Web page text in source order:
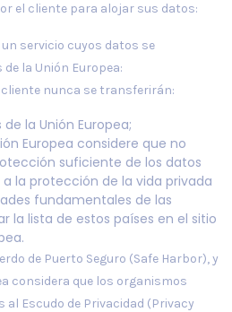
el cliente para alojar sus datos:
servicio cuyos datos se
la Unión Europea:
nunca se transferirán:
la Unión Europea;
Europea considere que no
suficiente de los datos
la protección de la vida privada
fundamentales de las
la lista de estos países en el sitio
de Puerto Seguro (Safe Harbor), y
considera que los organismos
Escudo de Privacidad (Privacy